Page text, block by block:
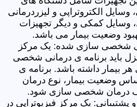
وسایل الکتروتراپی و لیزردرمانی
وسایل کمکی و دیگر تجهیزات
وضعیت بیمار می باشد.
شخصی سازی شده: یک مرکز
باید برنامه ی درمانی شخصی
بیمار داشته باشد. برنامه ی
وضعیت بیمار، نوع درمان
درمان شخصی سازی شود.
پشتیبانی: یک مرکز فیزیوتراپی در